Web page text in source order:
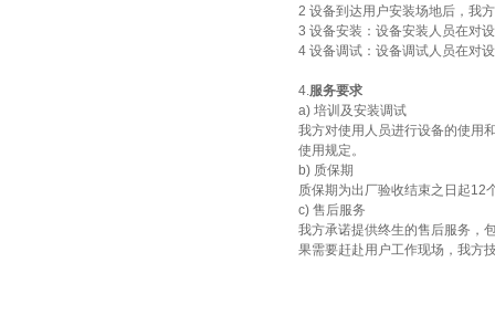
2 设备到达用户安装场地后，我
3 设备安装：设备安装人员在对
4 设备调试：设备调试人员在对
4.服务要求
a) 培训及安装调试
我方对使用人员进行设备的使用
使用规定。
b) 质保期
质保期为出厂验收结束之日起12
c) 售后服务
我方承诺提供终生的售后服务，
果需要赶赴用户工作现场，我方